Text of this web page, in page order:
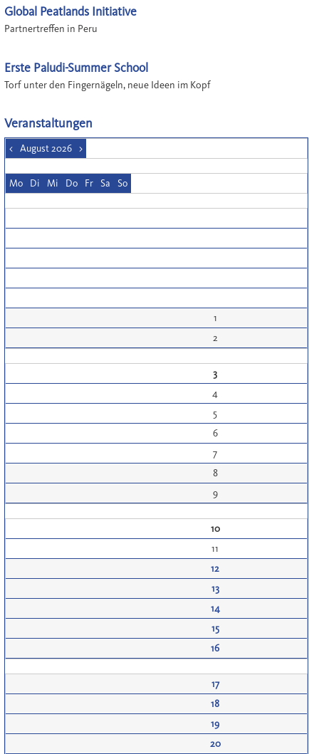
Global Peatlands Initiative
Partnertreffen in Peru
Erste Paludi-Summer School
Torf unter den Fingernägeln, neue Ideen im Kopf
Veranstaltungen
< August 2026 >
Mo Di Mi Do Fr Sa So
1
2
3
4
5
6
7
8
9
10
11
12
13
14
15
16
17
18
19
20